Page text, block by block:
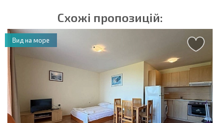
Схожі пропозицій:
Вид на море